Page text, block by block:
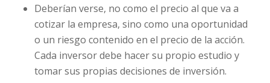
Deberían verse, no como el precio al que va a
cotizar la empresa, sino como una oportunidad
o un riesgo contenido en el precio de la acción.
Cada inversor debe hacer su propio estudio y
tomar sus propias decisiones de inversión.